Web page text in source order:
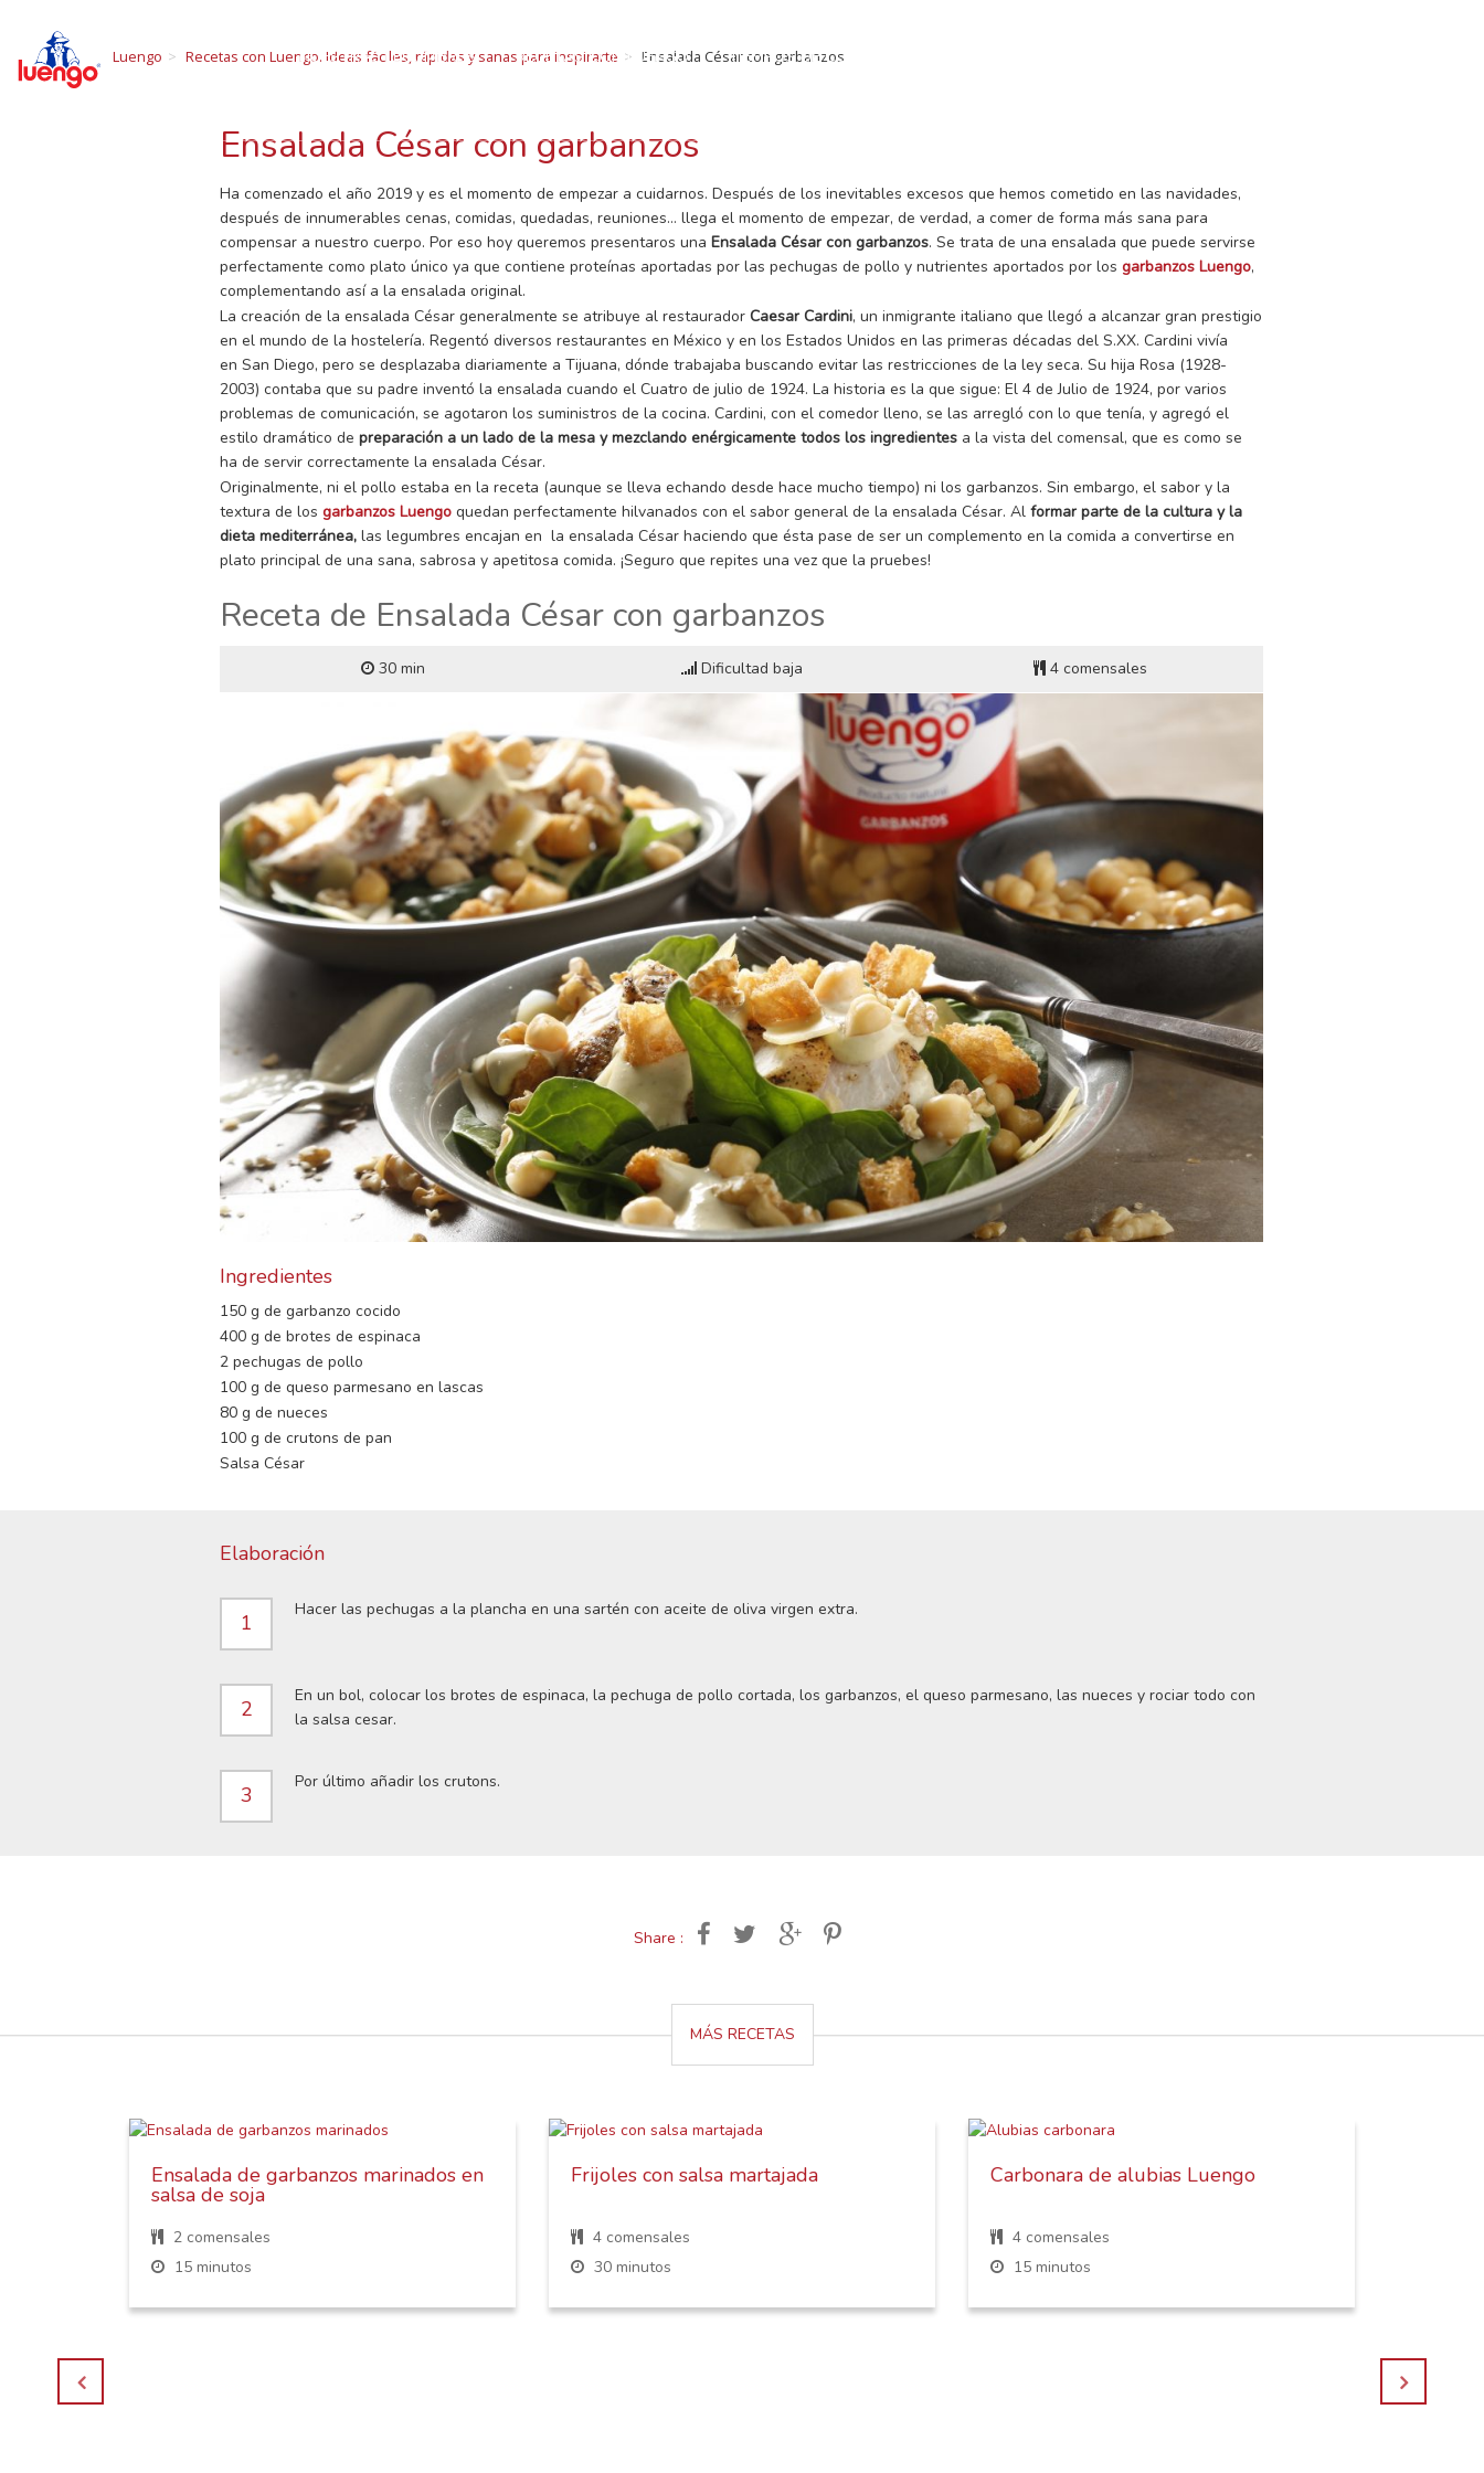
content
NUESTRAS LEGUMBRES RECETAS CON LUENGO TIEMPOS DE COCCIÓN
Luengo Recetas con Luengo. Ideas fáciles, rápidas y sanas para inspirarte Ensalada César con garbanzos
Ensalada César con garbanzos
Ha comenzado el año 2019 y es el momento de empezar a cuidarnos. Después de los inevitables excesos que hemos cometido en las navidades,
después de innumerables cenas, comidas, quedadas, reuniones… llega el momento de empezar, de verdad, a comer de forma más sana para
compensar a nuestro cuerpo. Por eso hoy queremos presentaros unaEnsalada César con garbanzos. Se trata de una ensalada que puede servirse
perfectamente como plato único ya que contiene proteínas aportadas por las pechugas de pollo y nutrientes aportados por losgarbanzos Luengo,
complementando así a la ensalada original.
La creación de la ensalada César generalmente se atribuye al restauradorCaesar Cardini, un inmigrante italiano que llegó a alcanzar gran prestigio
en el mundo de la hostelería. Regentó diversos restaurantes en México y en los Estados Unidos en las primeras décadas del S.XX.Cardini vivía
en San Diego, pero se desplazaba diariamente a Tijuana, dónde trabajaba buscando evitar las restricciones de la ley seca.Su hija Rosa (1928-
2003) contaba que su padre inventó la ensalada cuando el Cuatro de julio de 1924. La historia es la que sigue: El 4 de Julio de 1924, por varios
problemas de comunicación, se agotaron los suministros de la cocina. Cardini, con el comedor lleno, se las arregló con lo que tenía, y agregó el
estilo dramático depreparación a un lado de la mesa y mezclando enérgicamente todos los ingredientes a la vista del comensal, que es como se
ha de servir correctamente la ensalada César.
Originalmente, ni el pollo estaba en la receta (aunque se lleva echando desde hace mucho tiempo) ni los garbanzos. Sin embargo, el sabor y la
textura de losgarbanzos Luengo quedan perfectamente hilvanados con el sabor general de la ensalada César. Alformar parte de la cultura y la
dieta mediterránea, las legumbres encajan en la ensalada César haciendo que ésta pase de ser un complemento en la comida a convertirse en
plato principal de una sana, sabrosa y apetitosa comida. ¡Seguro que repites una vez que la pruebes!
Receta de Ensalada César con garbanzos
30 min Dificultad baja 4 comensales
Ingredientes
150 g de garbanzo cocido
400 g de brotes de espinaca
2 pechugas de pollo
100 g de queso parmesano en lascas
80 g de nueces
100 g de crutons de pan
Salsa César
Elaboración
1
Hacer las pechugas a la plancha en una sartén con aceite de oliva virgen extra.
2
En un bol, colocar los brotes de espinaca, la pechuga de pollo cortada, los garbanzos, el queso parmesano, las nueces y rociar todo con
la salsa cesar.
3
Por último añadir los crutons.
Share :
MÁS RECETAS
Ensalada de garbanzos marinados en
salsa de soja
2 comensales
15 minutos
Frijoles con salsa martajada
4 comensales
30 minutos
Carbonara de alubias Luengo
4 comensales
15 minutos